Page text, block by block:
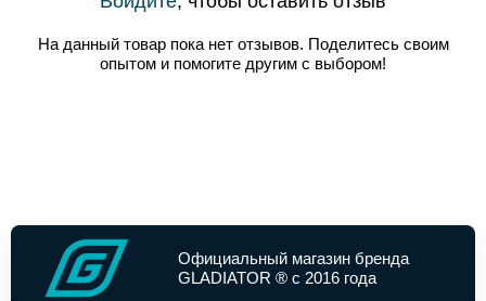
На данный товар пока нет отзывов. Поделитесь своим
опытом и помогите другим с выбором!
Официальный магазин бренда
GLADIATOR ® с 2016 года